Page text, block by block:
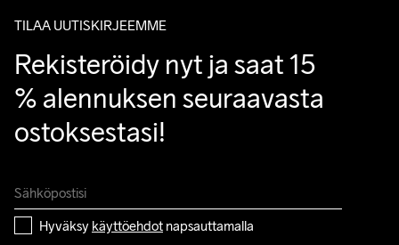
TILAA UUTISKIRJEEMME
Rekisteröidy nyt ja saat 15
% alennuksen seuraavasta
ostoksestasi!
Hyväksy käyttöehdot napsauttamalla